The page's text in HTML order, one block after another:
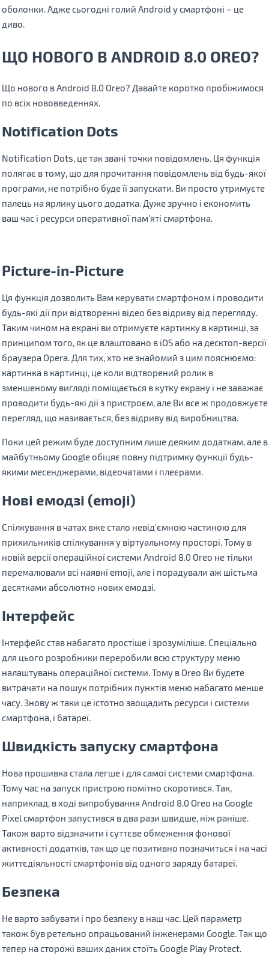
оболонки. Адже сьогодні голий Android у смартфоні – це
диво.
ЩО НОВОГО В ANDROID 8.0 OREO?
Що нового в Android 8.0 Oreo? Давайте коротко пробіжимося
по всіх нововведеннях.
Notification Dots
Notification Dots, це так звані точки повідомлень. Ця функція
полягає в тому, що для прочитання повідомлень від будь-якої
програми, не потрібно буде її запускати. Ви просто утримуєте
палець на ярлику цього додатка. Дуже зручно і економить
ваш час і ресурси оперативної пам'яті смартфона.
Picture-in-Picture
Ця функція дозволить Вам керувати смартфоном і проводити
будь-які дії при відтворенні відео без відриву від перегляду.
Таким чином на екрані ви отримуєте картинку в картинці, за
принципом того, як це влаштовано в iOS або на десктоп-версії
браузера Opera. Для тих, хто не знайомий з цим пояснюємо:
картинка в картинці, це коли відтворений ролик в
зменшеному вигляді поміщається в кутку екрану і не заважає
проводити будь-які дії з пристроєм, але Ви все ж продовжуєте
перегляд, що називається, без відриву від виробництва.
Поки цей режим буде доступним лише деяким додаткам, але в
майбутньому Google обіцяє повну підтримку функції будь-
якими месенджерами, відеочатами і плеєрами.
Нові емодзі (emoji)
Спілкування в чатах вже стало невід'ємною частиною для
прихильників спілкування у віртуальному просторі. Тому в
новій версії операційної системи Android 8.0 Oreo не тільки
перемалювали всі наявні emoji, але і порадували аж шістьма
десятками абсолютно нових емодзі.
Інтерфейс
Інтерфейс став набагато простіше і зрозуміліше. Спеціально
для цього розробники переробили всю структуру меню
налаштувань операційної системи. Тому в Oreo Ви будете
витрачати на пошук потрібних пунктів меню набагато менше
часу. Знову ж таки це істотно заощадить ресурси і системи
смартфона, і батареї.
Швидкість запуску смартфона
Нова прошивка стала легше і для самої системи смартфона.
Тому час на запуск пристрою помітно скоротився. Так,
наприклад, в ході випробування Android 8.0 Oreo на Google
Pixel смартфон запустився в два рази швидше, ніж раніше.
Також варто відзначити і суттєве обмеження фонової
активності додатків, так що це позитивно позначиться і на часі
життєдіяльності смартфонів від одного заряду батареї.
Безпека
Не варто забувати і про безпеку в наш час. Цей параметр
також був ретельно опрацьований інженерами Google. Так що
тепер на сторожі ваших даних стоїть Google Play Protect.